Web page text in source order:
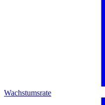
Wachstumsrate